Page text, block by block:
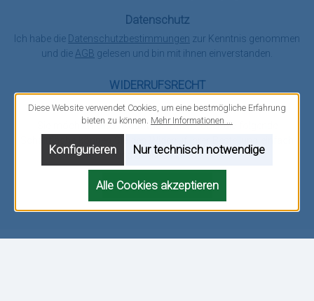
WIDERRUFSRECHT
Sie möchten einen Kauf widerrufen? Über die folgende
und direkt erklären.
Vertrag widerrufen
Datenschutz
Ich habe die Datenschutzbestimmungen zur Kenntnis genommen
und die AGB gelesen und bin mit ihnen einverstanden.
Diese Website verwendet Cookies, um eine bestmögliche Erfahrung
bieten zu können. Mehr Informationen ...
Nur technisch notwendige
Konfigurieren
Alle Cookies akzeptieren